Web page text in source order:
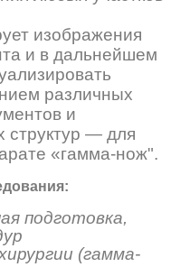
изображения
и в дальнейшем
различных
и
структур — для
«гамма-нож".
подготовка,
(гамма-